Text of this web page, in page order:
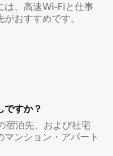
は、高速Wi-Fiと仕事
おすすめです。
ですか？
宿泊先、および社宅
ンション・アパート